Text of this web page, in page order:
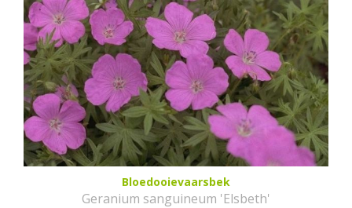
Bloedooievaarsbek
Geranium sanguineum 'Elsbeth'